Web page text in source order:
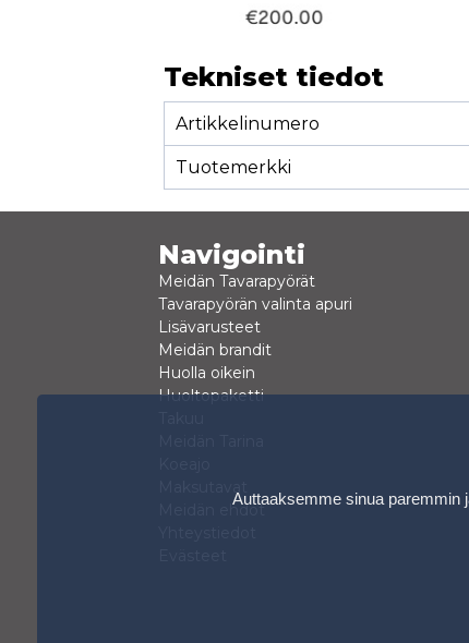
Tekniset tiedot
Artikkelinumero
Tuotemerkki
Navigointi
Meidän Tavarapyörät
Tavarapyörän valinta apuri
Lisävarusteet
Meidän brandit
Huolla oikein
Huoltopaketti
Meidän ehdot
Auttaaksemme sinua paremmin